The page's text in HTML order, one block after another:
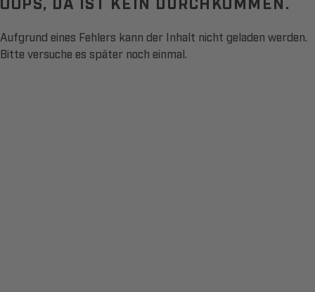
Aufgrund eines Fehlers kann der Inhalt nicht geladen werden.
Bitte versuche es später noch einmal.